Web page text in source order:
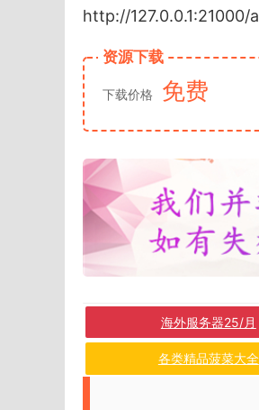
http://
资源下载
下载价格 免费
海外服务器25/月
各类精品菠菜大全